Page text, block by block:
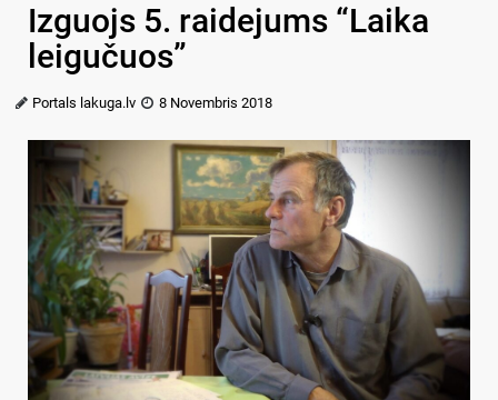
Izguojs 5. raidejums “Laika
leigučuos”
Portals lakuga.lv 8 Novembris 2018